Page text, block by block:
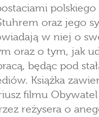
oraz jego
w niej o
oraz o tym, jak
będąc pod
Książka
filmu Obywatel
reżysera o